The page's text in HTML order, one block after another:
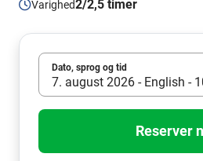
Varighed2/2,5 timer
Dato, sprog og tid
7. august 2026 - English -
Reserver